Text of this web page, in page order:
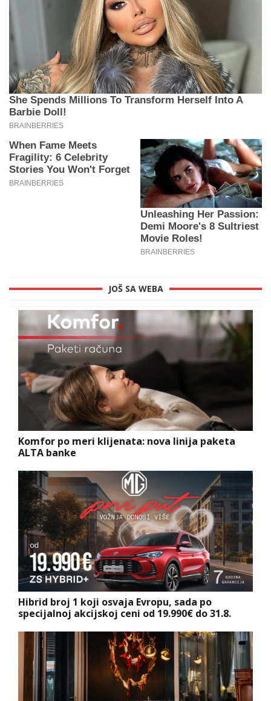
JOŠ SA WEBA
Komfor po meri klijenata: nova linija paketa
ALTA banke
Hibrid broj 1 koji osvaja Evropu, sada po
specijalnoj akcijskoj ceni od 19.990€ do 31.8.